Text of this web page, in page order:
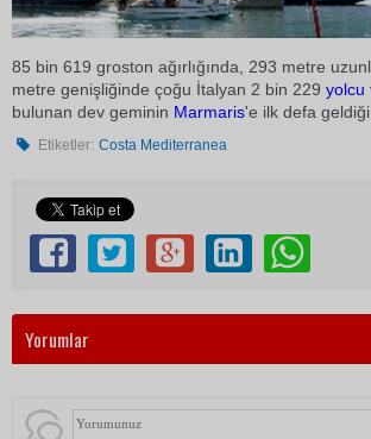
85 bin 619 groston ağırlığında, 293 metre
metre genişliğinde çoğu İtalyan 2 bin 229 yolcu
bulunan dev geminin Marmaris'e ilk defa geldiği
Etiketler: Costa Mediterranea
Yorumlar